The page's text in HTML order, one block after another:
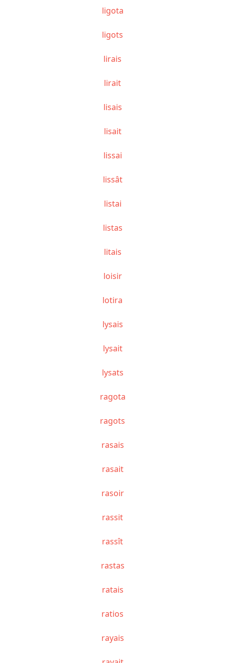
ligota
ligots
lirais
lirait
lisais
lisait
lissai
lissât
listai
listas
litais
loisir
lotira
lysais
lysait
lysats
ragota
ragots
rasais
rasait
rasoir
rassit
rassît
rastas
ratais
ratios
rayais